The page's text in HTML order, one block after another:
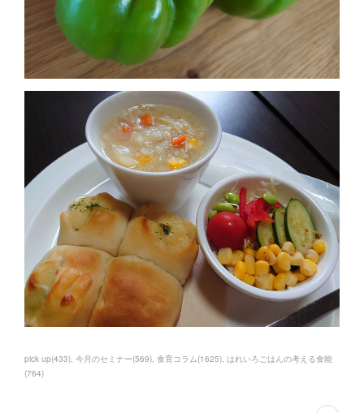
pick up(433) 今月のセミナー(569) 食育コラム(1625) はれいろごはんの考える食能
(764)